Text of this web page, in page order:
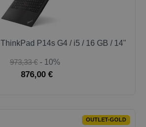
ThinkPad P14s G4 / i5 / 16 GB / 14"
973,33 € - 10%
876,00 €
OUTLET-GOLD